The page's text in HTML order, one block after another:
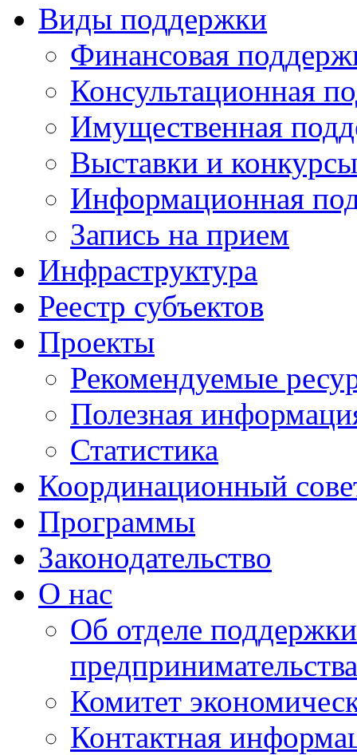
Виды поддержки
Финансовая
Консультационная
Имущественная
Выставки и конкурсы
Информационная
Запись на прием
Инфраструктура
Реестр субъектов
Проекты
Рекомендуемые
Полезная
Статистика
Координационный
Программы
Законодательство
О нас
Об отделе
предпринимательства
Комитет
Контактная